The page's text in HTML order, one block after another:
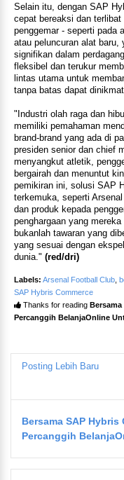
Selain itu, dengan SAP
cepat bereaksi dan
penggemar - seperti pada
atau peluncuran alat baru,
signifikan dalam
fleksibel dan terukur
lintas utama untuk
tanpa batas dapat
"Industri olah raga dan
memiliki pemahaman
brand-brand yang ada di
presiden senior dan chief
menyangkut atletik,
bergairah dan menuntut
pemikiran ini, solusi SAP
terkemuka, seperti
dan produk kepada
penghargaan yang
bukanlah tawaran yang
yang sesuai dengan
dunia." (red/dri)
Labels: Arsenal Football Club
SAP Hybris Commerce
Thanks for reading
Percanggih BelanjaOnline
Posting Lebih Baru
Bersama SAP
Percanggih